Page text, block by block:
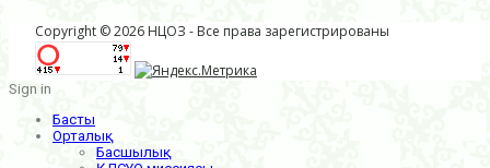
Copyright © 2026 НЦОЗ - Все права зарегистрированы
Sign in
Басты
Орталық
Басшылық